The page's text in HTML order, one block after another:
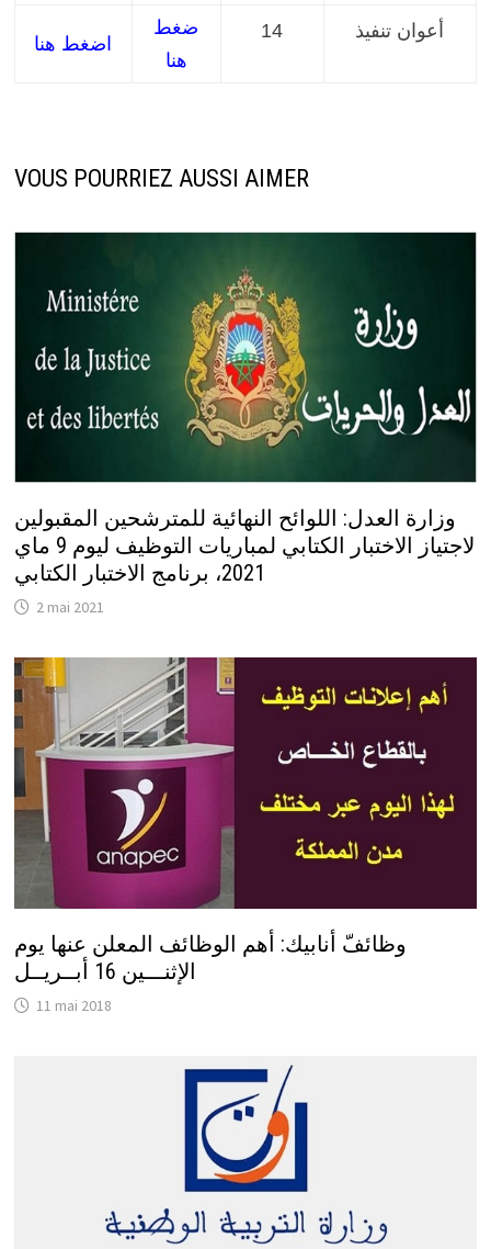
اضغط هنا
ضغط
هنا
14 أعوان تنفيذ
VOUS POURRIEZ AUSSI AIMER
وزارة العدل: اللوائح النهائية للمترشحين المقبولين
لاجتياز الاختبار الكتابي لمباريات التوظيف ليوم 9 ماي
2021، برنامج الاختبار الكتابي
2 mai 2021
وظائفّ أنابيك: أهم الوظائف المعلن عنها يوم
الإثنـــين 16 أبــريــل
11 mai 2018